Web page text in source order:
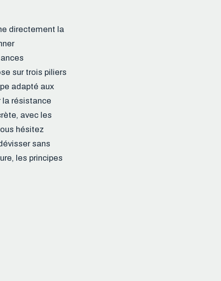
directement la
sur trois piliers
adapté aux
la résistance
avec les
hésitez
sans
les principes